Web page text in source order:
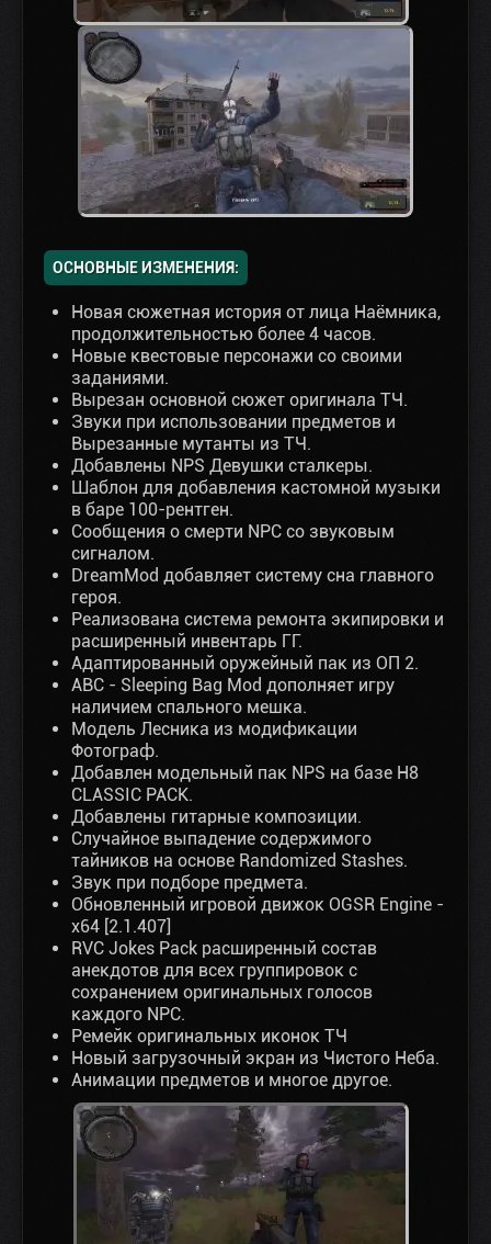
ОСНОВНЫЕ ИЗМЕНЕНИЯ:
Новая сюжетная история от лица Наёмника,
продолжительностью более 4 часов.
Новые квестовые персонажи со своими
заданиями.
Вырезан основной сюжет оригинала ТЧ.
Звуки при использовании предметов и
Вырезанные мутанты из ТЧ.
Добавлены NPS Девушки сталкеры.
Шаблон для добавления кастомной музыки
в баре 100-рентген.
Сообщения о смерти NPC со звуковым
сигналом.
DreamMod добавляет систему сна главного
героя.
Реализована система ремонта экипировки и
расширенный инвентарь ГГ.
Адаптированный оружейный пак из ОП 2.
ABC - Sleeping Bag Mod дополняет игру
наличием спального мешка.
Модель Лесника из модификации
Фотограф.
Добавлен модельный пак NPS на базе H8
CLASSIC PACK.
Добавлены гитарные композиции.
Случайное выпадение содержимого
тайников на основе Randomized Stashes.
Звук при подборе предмета.
Обновленный игровой движок OGSR Engine -
x64 [2.1.407]
RVC Jokes Pack расширенный состав
анекдотов для всех группировок с
сохранением оригинальных голосов
каждого NPC.
Ремейк оригинальных иконок ТЧ
Новый загрузочный экран из Чистого Неба.
Анимации предметов и многое другое.